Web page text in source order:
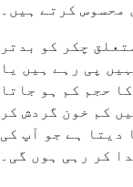
کرتے ہیں۔
چکر کو بدتر
پی رہے ہیں یا
حجم کم ہو جاتا
کم خون گردش کر
دیتا ہے جو آپ کی
کر رہی ہوں گی۔